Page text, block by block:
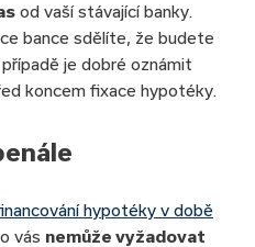
od vaší stávající banky.
bance sdělíte, že budete
je dobré oznámit
koncem fixace hypotéky.
hypotéky v době
vás nemůže vyžadovat